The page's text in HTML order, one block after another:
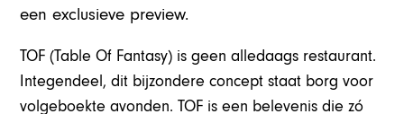
een exclusieve preview.
TOF (Table Of Fantasy) is geen alledaags restaurant.
Integendeel, dit bijzondere concept staat borg voor
volgeboekte avonden. TOF is een belevenis die zó